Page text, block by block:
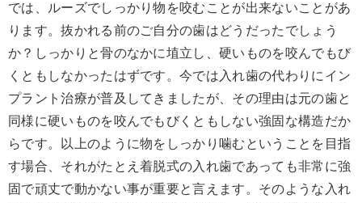
では、ルーズでしっかり物を咬むことが出来ないことがあ
ります。抜かれる前のご自分の歯はどうだったでしょう
か？しっかりと骨のなかに埴立し、硬いものを咬んでもび
くともしなかったはずです。今では入れ歯の代わりにイン
プラント治療が普及してきましたが、その理由は元の歯と
同様に硬いものを咬んでもびくともしない強固な構造だか
らです。以上のように物をしっかり噛むということを目指
す場合、それがたとえ着脱式の入れ歯であっても非常に強
固で頑丈で動かない事が重要と言えます。そのような入れ